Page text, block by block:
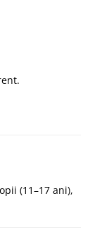
(11–17 ani),